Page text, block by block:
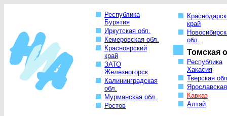
Республика
Бурятия
Иркутская обл.
Кемеровская обл.
Красноярский
край
ЗАТО
Железногорск
Калининградская
обл.
Мурманская обл.
Ростов
край
обл.
Томская
Республика
Хакасия
Тверская
Кавказ
Алтай